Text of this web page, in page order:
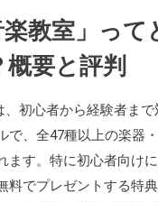
楽教室」っ
概要と評判
、初心者から経験者ま
で、全47種以上の楽器
ます。特に初心者向け
料でプレゼントする特典